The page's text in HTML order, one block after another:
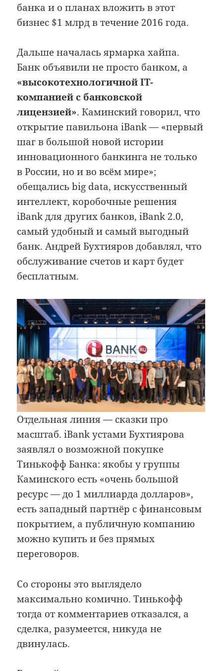
банка и о планах вложить в этот
бизнес $1 млрд в течение 2016 года.
Дальше началась ярмарка хайпа.
Банк объявили не просто банком, а
«высокотехнологичной IT-
компанией с банковской
лицензией». Каминский говорил, что
открытие павильона iBank — «первый
шаг в большой новой истории
инновационного банкинга не только
в России, но и во всём мире»;
обещались big data, искусственный
интеллект, коробочные решения
iBank для других банков, iBank 2.0,
самый удобный и самый выгодный
банк. Андрей Бухтияров добавлял, что
обслуживание счетов и карт будет
бесплатным.
Отдельная линия — сказки про
масштаб. iBank устами Бухтиярова
заявлял о возможной покупке
Тинькофф Банка: якобы у группы
Каминского есть «очень большой
ресурс — до 1 миллиарда долларов»,
есть западный партнёр с финансовым
покрытием, а публичную компанию
можно купить и без прямых
переговоров.
Со стороны это выглядело
максимально комично. Тинькофф
тогда от комментариев отказался, а
сделка, разумеется, никуда не
двинулась.